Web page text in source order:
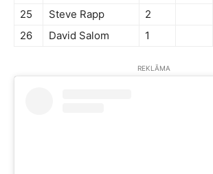
25 Steve Rapp
2
26
David Salom 1
REKLĀMA